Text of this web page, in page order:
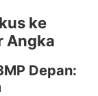
ke
Angka
Depan: